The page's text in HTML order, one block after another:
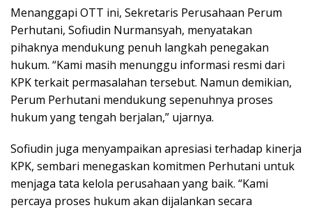
Menanggapi OTT ini, Sekretaris Perusahaan Perum
Perhutani, Sofiudin Nurmansyah, menyatakan
pihaknya mendukung penuh langkah penegakan
hukum. “Kami masih menunggu informasi resmi dari
KPK terkait permasalahan tersebut. Namun demikian,
Perum Perhutani mendukung sepenuhnya proses
hukum yang tengah berjalan,” ujarnya.
Sofiudin juga menyampaikan apresiasi terhadap kinerja
KPK, sembari menegaskan komitmen Perhutani untuk
menjaga tata kelola perusahaan yang baik. “Kami
percaya proses hukum akan dijalankan secara